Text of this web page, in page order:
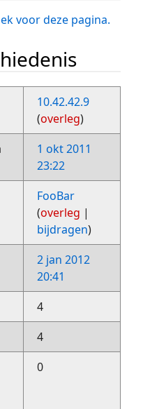
voor deze pagina.
10.42.42.9
(overleg)
1 okt 2011
23:22
FooBar
(overleg |
bijdragen)
2 jan 2012
20:41
4
4
0